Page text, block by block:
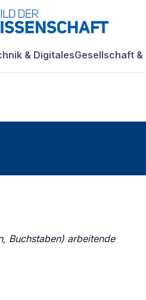
& DigitalesGesellschaft &
Buchstaben) arbeitende